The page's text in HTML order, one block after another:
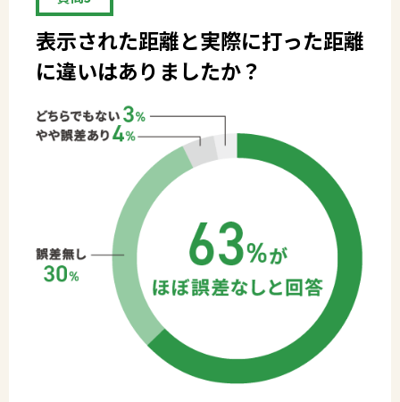
表示された距離と実際に打った距離
に違いはありましたか？